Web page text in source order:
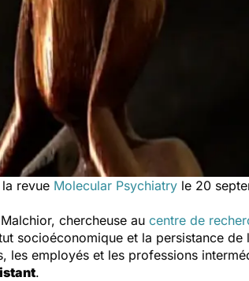
revue Molecular Psychiatry le 20
chercheuse au centre de
socioéconomique et la persistance de
les employés et les professions
.